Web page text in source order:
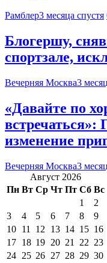
Рамблер3 месяца спустя
Блогершу,
спортзале,
Вечерняя Москва3
«Давайте по
встречаться»:
изменение
Вечерняя Москва3
Август 2026
Пн Вт Ср Чт Пт Сб Вс
1
2
3
4 5 6 7 8
9
10 11 12 13 14 15 16
17 18 19 20 21 22 23
24 25 26 27 28 29 30